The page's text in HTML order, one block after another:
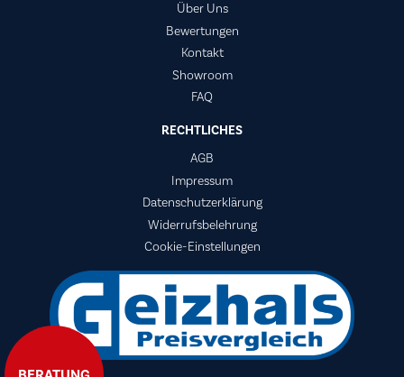
Über Uns
Bewertungen
Kontakt
Showroom
FAQ
RECHTLICHES
AGB
Impressum
Datenschutzerklärung
Widerrufsbelehrung
Cookie-Einstellungen